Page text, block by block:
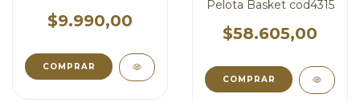
$9.990,00
Pelota Basket cod4315
$58.605,00